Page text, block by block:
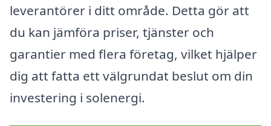
leverantörer i ditt område. Detta gör att
du kan jämföra priser, tjänster och
garantier med flera företag, vilket hjälper
dig att fatta ett välgrundat beslut om din
investering i solenergi.